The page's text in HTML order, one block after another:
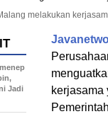
melakukan
Jadi